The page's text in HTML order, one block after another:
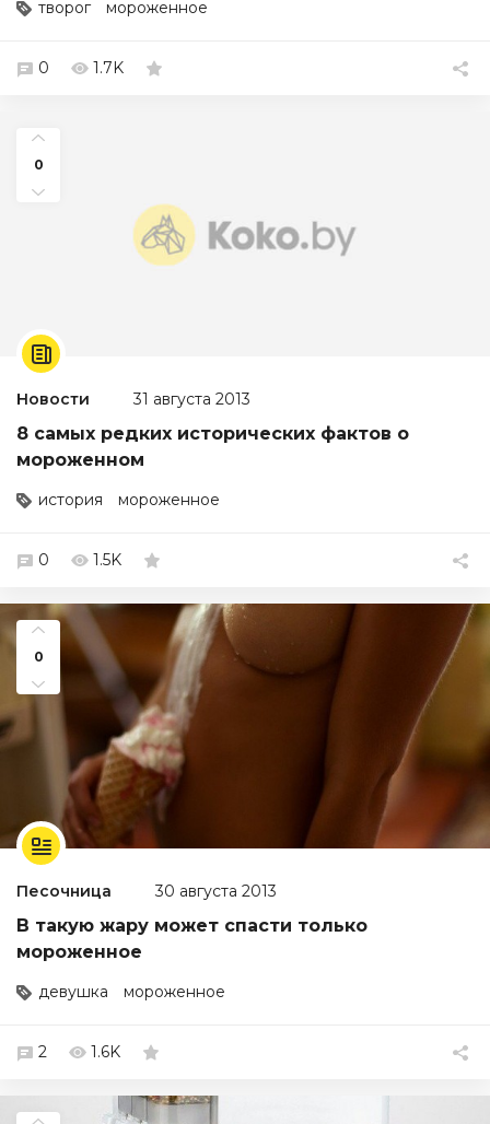
творог мороженное
0 1.7K
0
Новости 31 августа 2013
8 самых редких исторических фактов о
мороженном
история мороженное
0 1.5K
0
Песочница 30 августа 2013
В такую жару может спасти только
мороженное
девушка мороженное
2 1.6K